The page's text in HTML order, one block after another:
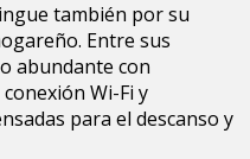
también por su
Entre sus
abundante con
Wi-Fi y
para el descanso y